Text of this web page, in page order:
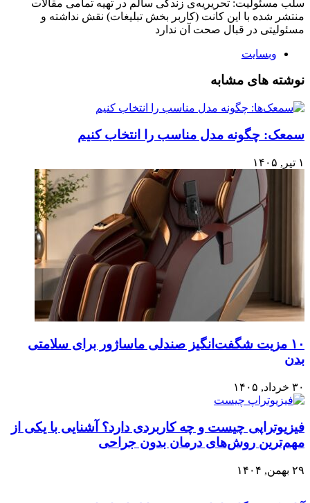
سلب‌ مسئولیت: تحریریه‌ی زندگی سالم در تهیه‌ تمامی مقالات
منتشر شده با این کانت (کاربر بخش تبلیغات) نقش نداشته و
مسئولیتی در قبال صحت آن ندارد
وبسایت
نوشته های مشابه
سمعک‌: چگونه مدل مناسب را انتخاب کنیم
۱ تیر, ۱۴۰۵
۱۰ مزیت شگفت‌انگیز صندلی ماساژور برای سلامتی
بدن
۳۰ خرداد, ۱۴۰۵
فیزیوتراپی چیست و چه کاربردی دارد؟ آشنایی با یکی از
مهم‌ترین روش‌های درمان بدون جراحی
۲۹ بهمن, ۱۴۰۴